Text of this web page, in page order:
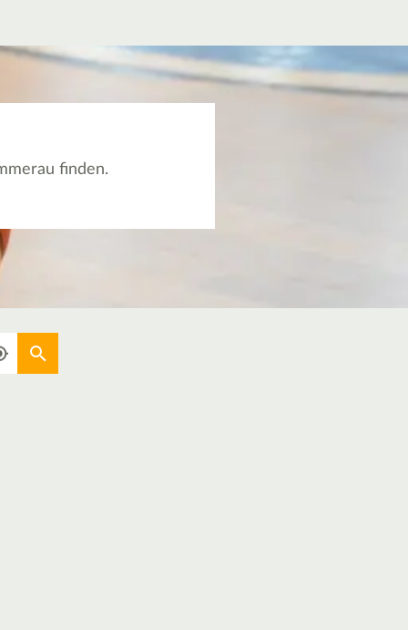
finden.
Aktuellen Standort verwenden